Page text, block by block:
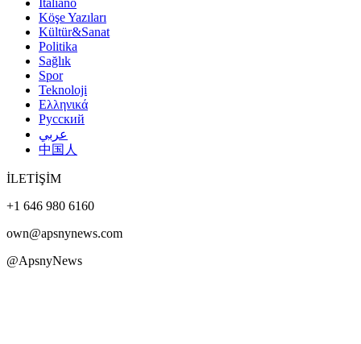
Köşe Yazıları
Kültür&Sanat
Politika
Sağlık
Spor
Teknoloji
Ελληνικά
Русский
عربي
中国人
İLETİŞİM
+1 646 980 6160
own@apsnynews.com
@ApsnyNews